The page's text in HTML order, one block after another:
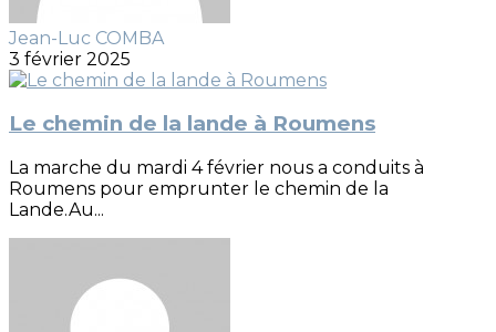
Jean-Luc COMBA
3 février 2025
Le chemin de la lande à Roumens
La marche du mardi 4 février nous a conduits à
Roumens pour emprunter le chemin de la
Lande.Au...